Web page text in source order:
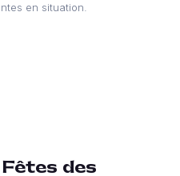
en situation.
des